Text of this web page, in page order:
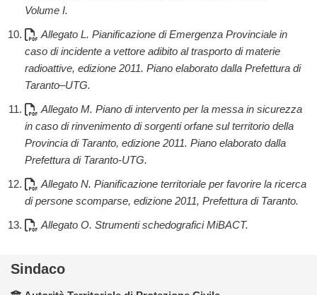
Volume I.
Allegato L. Pianificazione di Emergenza Provinciale in
caso di incidente a vettore adibito al trasporto di materie
radioattive, edizione 2011. Piano elaborato dalla Prefettura di
Taranto–UTG.
Allegato M. Piano di intervento per la messa in sicurezza
in caso di rinvenimento di sorgenti orfane sul territorio della
Provincia di Taranto, edizione 2011. Piano elaborato dalla
Prefettura di Taranto-UTG.
Allegato N. Pianificazione territoriale per favorire la ricerca
di persone scomparse, edizione 2011, Prefettura di Taranto.
Allegato O. Strumenti schedografici MiBACT.
Sindaco